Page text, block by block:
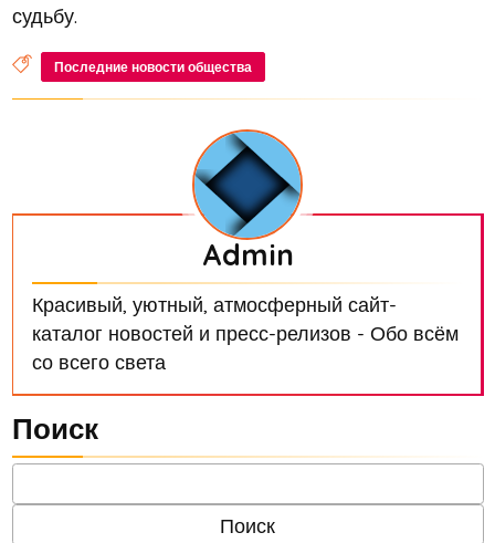
судьбу.
Последние новости общества
Admin
Красивый, уютный, атмосферный сайт-
каталог новостей и пресс-релизов - Обо всём
со всего света
Поиск